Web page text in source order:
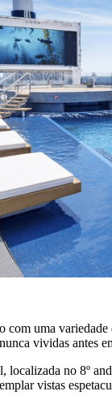
uma variedade
vividas antes
no 8º
vistas